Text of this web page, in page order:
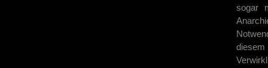
sogar